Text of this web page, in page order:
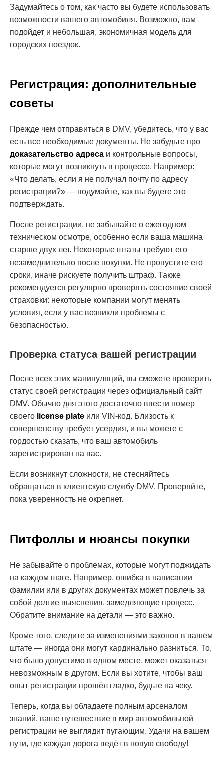
Задумайтесь о том, как часто вы будете использовать
возможности вашего автомобиля. Возможно, вам
подойдет и небольшая, экономичная модель для
городских поездок.
Регистрация: дополнительные
советы
Прежде чем отправиться в DMV, убедитесь, что у вас
есть все необходимые документы. Не забудьте про
доказательство адреса и контрольные вопросы,
которые могут возникнуть в процессе. Например:
«Что делать, если я не получал почту по адресу
регистрации?» — подумайте, как вы будете это
подтверждать.
После регистрации, не забывайте о ежегодном
техническом осмотре, особенно если ваша машина
старше двух лет. Некоторые штаты требуют его
незамедлительно после покупки. Не пропустите его
сроки, иначе рискуете получить штраф. Также
рекомендуется регулярно проверять состояние своей
страховки: некоторые компании могут менять
условия, если у вас возникли проблемы с
безопасностью.
Проверка статуса вашей регистрации
После всех этих манипуляций, вы сможете проверить
статус своей регистрации через официальный сайт
DMV. Обычно для этого достаточно ввести номер
своего license plate или VIN-код. Близость к
совершенству требует усердия, и вы можете с
гордостью сказать, что ваш автомобиль
зарегистрирован на вас.
Если возникнут сложности, не стесняйтесь
обращаться в клиентскую службу DMV. Проверяйте,
пока уверенность не окрепнет.
Питфоллы и нюансы покупки
Не забывайте о проблемах, которые могут поджидать
на каждом шаге. Например, ошибка в написании
фамилии или в других документах может повлечь за
собой долгие выяснения, замедляющие процесс.
Обратите внимание на детали — это важно.
Кроме того, следите за изменениями законов в вашем
штате — иногда они могут кардинально разниться. То,
что было допустимо в одном месте, может оказаться
невозможным в другом. Если вы хотите, чтобы ваш
опыт регистрации прошёл гладко, будьте на чеку.
Теперь, когда вы обладаете полным арсеналом
знаний, ваше путешествие в мир автомобильной
регистрации не выглядит пугающим. Удачи на вашем
пути, где каждая дорога ведёт в новую свободу!